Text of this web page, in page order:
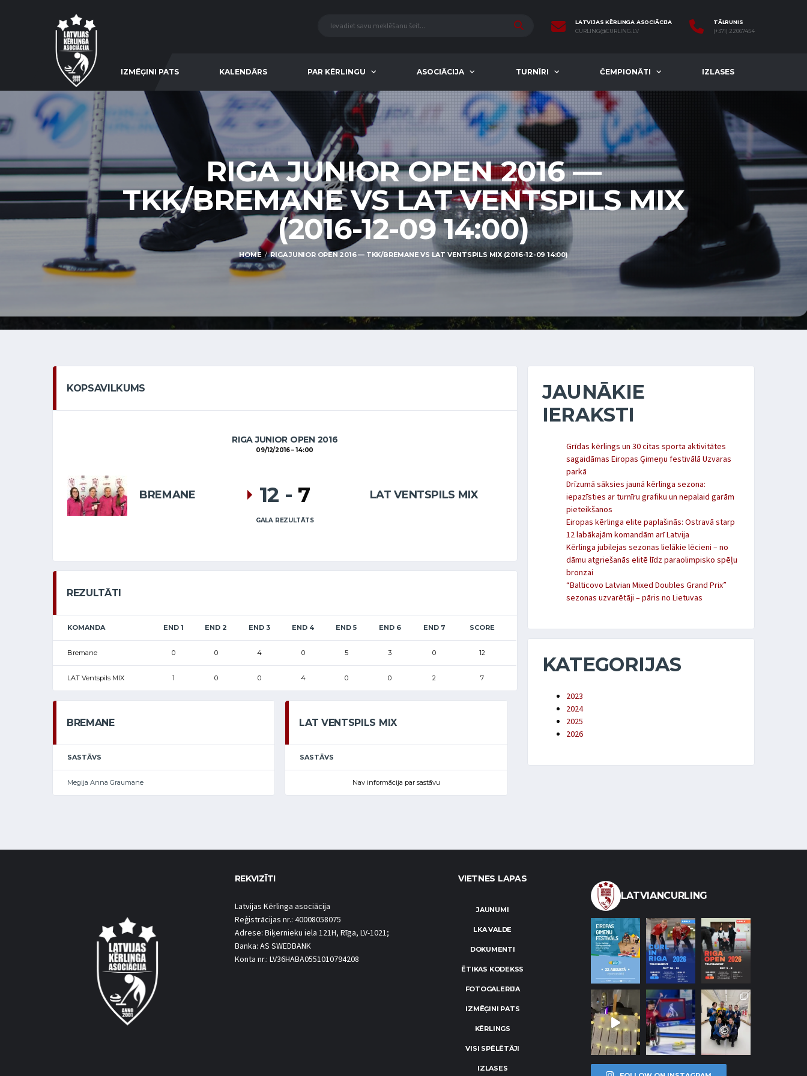
LATVIJAS KĒRLINGA ASOCIĀCIJA
CURLING@CURLING.LV
TĀLRUNIS
(+371) 22067454
IZMĒĢINI PATS KALENDĀRS PAR KĒRLINGU ASOCIĀCIJA TURNĪRI ČEMPIONĀTI IZLASES
RIGA JUNIOR OPEN 2016 —
TKK/BREMANE VS LAT VENTSPILS MIX
(2016-12-09 14:00)
HOME RIGA JUNIOR OPEN 2016 — TKK/BREMANE VS LAT VENTSPILS MIX (2016-12-09 14:00)
KOPSAVILKUMS
RIGA JUNIOR OPEN 2016
09/12/2016 14:00
BREMANE LAT VENTSPILS MIX
12 - 7
GALA REZULTĀTS
REZULTĀTI
KOMANDA END 1 END 2 END 3 END 4 END 5 END 6 END 7 SCORE
Bremane 0 0 4 0 5 3 0 12
LAT Ventspils MIX 1 0 0 4 0 0 2 7
BREMANE
SASTĀVS
Megija Anna Graumane
LAT VENTSPILS MIX
SASTĀVS
Nav informācija par sastāvu
JAUNĀKIE
IERAKSTI
Grīdas kērlings un 30 citas sporta aktivitātes
sagaidāmas Eiropas Ģimeņu festivālā Uzvaras
parkā
Drīzumā sāksies jaunā kērlinga sezona:
iepazīsties ar turnīru grafiku un nepalaid garām
pieteikšanos
Eiropas kērlinga elite paplašinās: Ostravā starp
12 labākajām komandām arī Latvija
Kērlinga jubilejas sezonas lielākie lēcieni – no
dāmu atgriešanās elitē līdz paraolimpisko spēļu
bronzai
“Balticovo Latvian Mixed Doubles Grand Prix”
sezonas uzvarētāji – pāris no Lietuvas
KATEGORIJAS
2023
2024
2025
2026
REKVIZĪTI
Latvijas Kērlinga asociācija
Reģistrācijas nr.: 40008058075
Adrese: Biķernieku iela 121H, Rīga, LV-1021;
Banka: AS SWEDBANK
Konta nr.: LV36HABA0551010794208
VIETNES LAPAS
JAUNUMI
LKA VALDE
DOKUMENTI
ĒTIKAS KODEKSS
FOTOGALERIJA
IZMĒĢINI PATS
KĒRLINGS
VISI SPĒLĒTĀJI
IZLASES
LATVIANCURLING